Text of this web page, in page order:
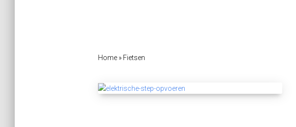
Home» Fietsen